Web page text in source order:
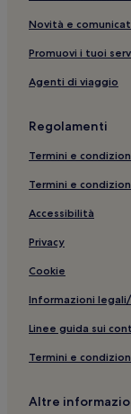
Largo di Torre
Isola Tiberina:
vicinanze
Roma: Hotel di
Via del Corso:
Trastevere: hotel
Policlinico
Roma: Hotel con
Novità e
Promuovi i tuoi
Agenti di viaggio
Regolamenti
Termini e
Termini e
Accessibilità
Privacy
Cookie
Informazioni
Linee guida sui
Termini e
Altre